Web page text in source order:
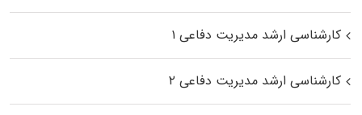
کارشناسی ارشد مدیریت دفاعی ۱
کارشناسی ارشد مدیریت دفاعی ۲